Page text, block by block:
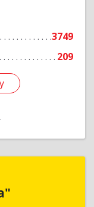
3749
209
учета"